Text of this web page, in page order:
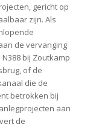
gericht op
zijn. Als
de vervanging
bij Zoutkamp
of de
die de
betrokken bij
aan
de